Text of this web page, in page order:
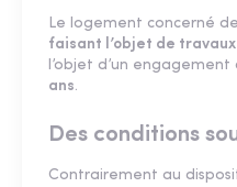
Le logement concerné
faisant l’objet de
l’objet d’un engagement
ans.
Des conditions
Contrairement au